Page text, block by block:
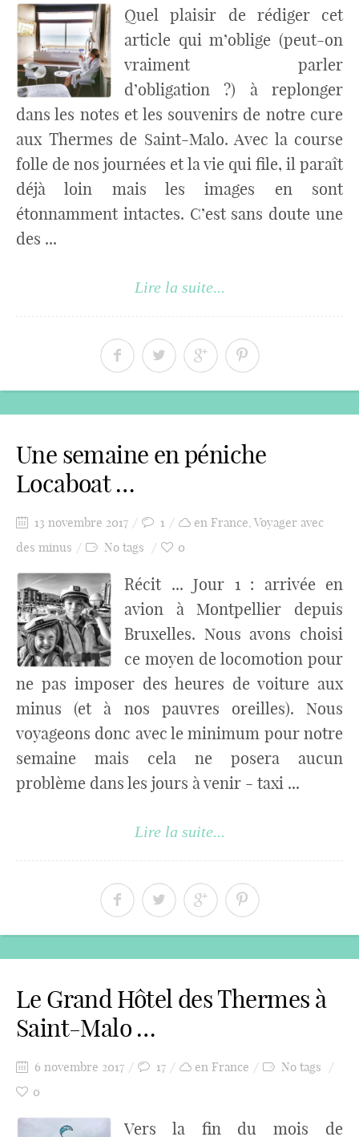
Quel plaisir de rédiger cet
article qui m’oblige (peut-on
vraiment parler
d’obligation ?) à replonger
dans les notes et les souvenirs de notre cure
aux Thermes de Saint-Malo. Avec la course
folle de nos journées et la vie qui file, il paraît
déjà loin mais les images en sont
étonnamment intactes. C’est sans doute une
des ...
Lire la suite...
Une semaine en péniche
Locaboat …
13 novembre 2017 1 en France, Voyager avec
des minus
No tags 0
Récit ... Jour 1 : arrivée en
avion à Montpellier depuis
Bruxelles. Nous avons choisi
ce moyen de locomotion pour
ne pas imposer des heures de voiture aux
minus (et à nos pauvres oreilles). Nous
voyageons donc avec le minimum pour notre
semaine mais cela ne posera aucun
problème dans les jours à venir - taxi ...
Lire la suite...
Le Grand Hôtel des Thermes à
Saint-Malo …
6 novembre 2017 17 en France
No tags
0
Vers la fin du mois de